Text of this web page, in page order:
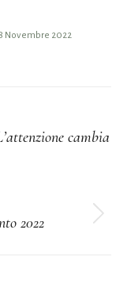
Novembre 2022
cambia
2022